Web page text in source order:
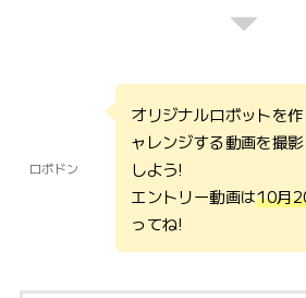
ロボドン
オリジナルロボットを
ャレンジする動画を撮
しよう!
エントリー動画は10月
ってね!